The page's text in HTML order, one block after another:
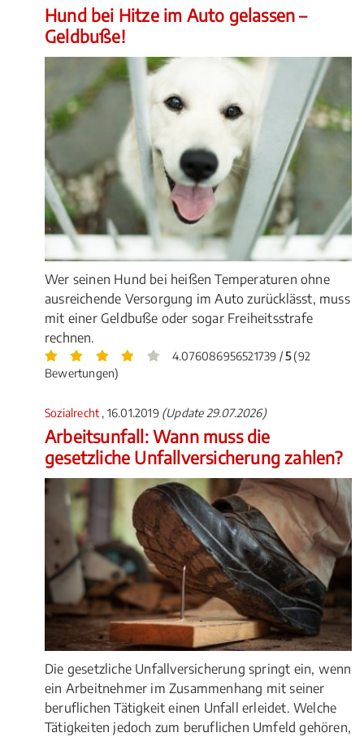
Hund bei Hitze im Auto gelassen –
Geldbuße!
Wer seinen Hund bei heißen Temperaturen ohne
ausreichende Versorgung im Auto zurücklässt, muss
mit einer Geldbuße oder sogar Freiheitsstrafe
rechnen.
4.076086956521739 /5(92
Bewertungen)
Sozialrecht , 16.01.2019 (Update 29.07.2026)
Arbeitsunfall: Wann muss die
gesetzliche Unfallversicherung zahlen?
Die gesetzliche Unfallversicherung springt ein, wenn
ein Arbeitnehmer im Zusammenhang mit seiner
beruflichen Tätigkeit einen Unfall erleidet. Welche
Tätigkeiten jedoch zum beruflichen Umfeld gehören,